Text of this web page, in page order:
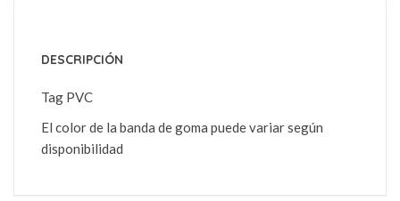
DESCRIPCIÓN
Tag PVC
El color de la banda de goma puede variar según
disponibilidad